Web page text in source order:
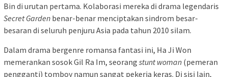
Bin di urutan pertama. Kolaborasi mereka di drama legendaris
Secret Garden benar-benar menciptakan sindrom besar-
besaran di seluruh penjuru Asia pada tahun 2010 silam.
Dalam drama bergenre romansa fantasi ini, Ha Ji Won
memerankan sosok Gil Ra Im, seorang stunt woman (pemeran
pengganti) tomboy namun sangat pekerja keras. Di sisi lain,